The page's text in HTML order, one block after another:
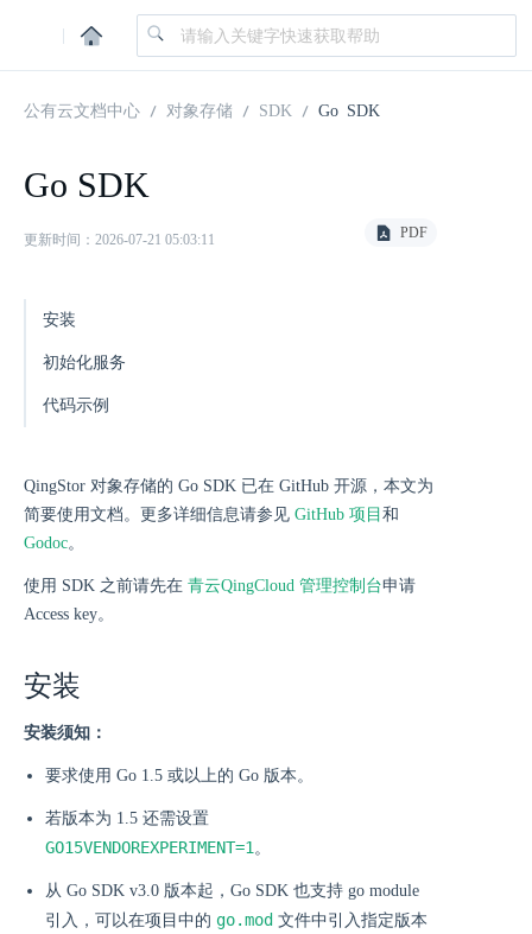
|
公有云文档中心 对象存储 SDK Go SDK
Go SDK
更新时间：2026-07-21 05:03:11 PDF
安装
初始化服务
代码示例
QingStor 对象存储的 Go SDK 已在 GitHub 开源，本文为
简要使用文档。更多详细信息请参见 GitHub 项目 和
Godoc。
使用 SDK 之前请先在 青云QingCloud 管理控制台申请
Access key。
安装
安装须知：
要求使用 Go 1.5 或以上的 Go 版本。
若版本为 1.5 还需设置
GO15VENDOREXPERIMENT=1 。
从 Go SDK v3.0 版本起，Go SDK 也支持 go module
引入，可以在项目中的 go.mod 文件中引入指定版本